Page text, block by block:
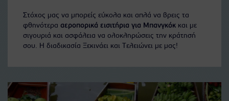
Στόχος μας να μπορείς εύκολα και απλά να βρεις τα
φθηνότερα αεροπορικά εισιτήρια για Μπανγκόκ και με
σιγουριά και ασφάλεια να ολοκληρώσεις την κράτησή
σου. Η διαδικασία Ξεκινάει και Τελειώνει με μας!